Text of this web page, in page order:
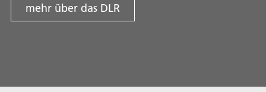
mehr über das DLR